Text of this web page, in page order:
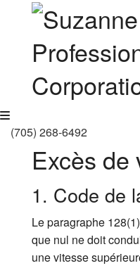
(705) 268-6492
Excès de
1. Code de
Le paragraphe
que nul ne doit
une vitesse